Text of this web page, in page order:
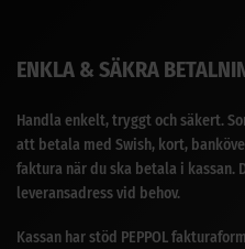
ENKLA & SÄKRA
Handla enkelt, tryggt och säkert.
att betala med Swish, kort,
faktura när du ska betala i kassan.
leveransadress vid behov.
Kassan har stöd PEPPOL